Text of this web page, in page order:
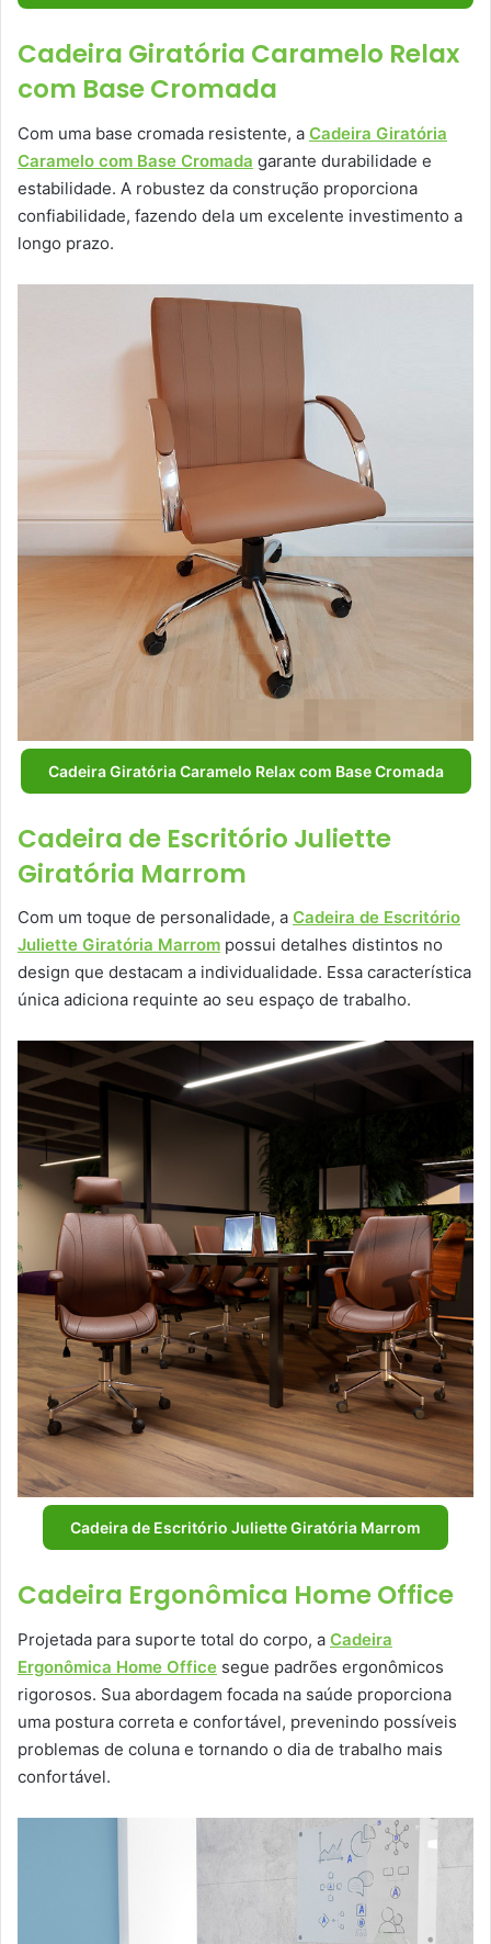
Cadeira Giratória Caramelo Relax
com Base Cromada
Com uma base cromada resistente, a Cadeira Giratória
Caramelo com Base Cromada garante durabilidade e
estabilidade. A robustez da construção proporciona
confiabilidade, fazendo dela um excelente investimento a
longo prazo.
Cadeira Giratória Caramelo Relax com Base Cromada
Cadeira de Escritório Juliette
Giratória Marrom
Com um toque de personalidade, a Cadeira de Escritório
Juliette Giratória Marrom possui detalhes distintos no
design que destacam a individualidade. Essa característica
única adiciona requinte ao seu espaço de trabalho.
Cadeira de Escritório Juliette Giratória Marrom
Cadeira Ergonômica Home Office
Projetada para suporte total do corpo, a Cadeira
Ergonômica Home Office segue padrões ergonômicos
rigorosos. Sua abordagem focada na saúde proporciona
uma postura correta e confortável, prevenindo possíveis
problemas de coluna e tornando o dia de trabalho mais
confortável.